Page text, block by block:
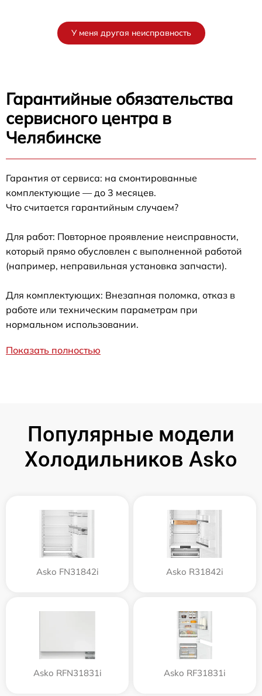
У меня другая неисправность
Гарантийные обязательства
сервисного центра в
Челябинске
Гарантия от сервиса: на смонтированные
комплектующие — до 3 месяцев.
Что считается гарантийным случаем?
Для работ: Повторное проявление неисправности,
который прямо обусловлен с выполненной работой
(например, неправильная установка запчасти).
Для комплектующих: Внезапная поломка, отказ в
работе или техническим параметрам при
нормальном использовании.
Показать полностью
Популярные модели
Холодильников Asko
Asko FN31842i Asko R31842i
Asko RFN31831i Asko RF31831i